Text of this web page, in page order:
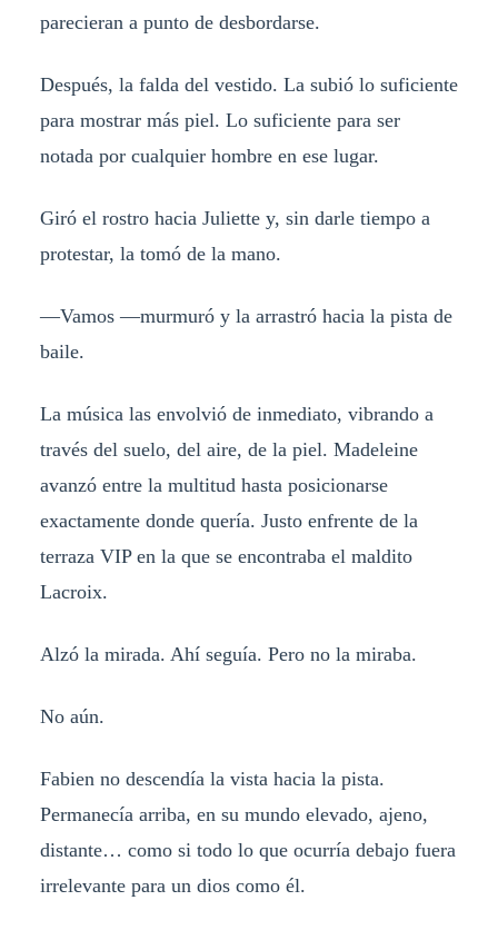
parecieran a punto de desbordarse.
Después, la falda del vestido. La subió lo suficiente
para mostrar más piel. Lo suficiente para ser
notada por cualquier hombre en ese lugar.
Giró el rostro hacia Juliette y, sin darle tiempo a
protestar, la tomó de la mano.
—Vamos —murmuró y la arrastró hacia la pista de
baile.
La música las envolvió de inmediato, vibrando a
través del suelo, del aire, de la piel. Madeleine
avanzó entre la multitud hasta posicionarse
exactamente donde quería. Justo enfrente de la
terraza VIP en la que se encontraba el maldito
Lacroix.
Alzó la mirada. Ahí seguía. Pero no la miraba.
No aún.
Fabien no descendía la vista hacia la pista.
Permanecía arriba, en su mundo elevado, ajeno,
distante… como si todo lo que ocurría debajo fuera
irrelevante para un dios como él.